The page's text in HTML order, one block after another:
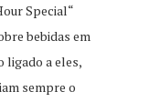
Special“
bebidas em
ligado a eles,
sempre o